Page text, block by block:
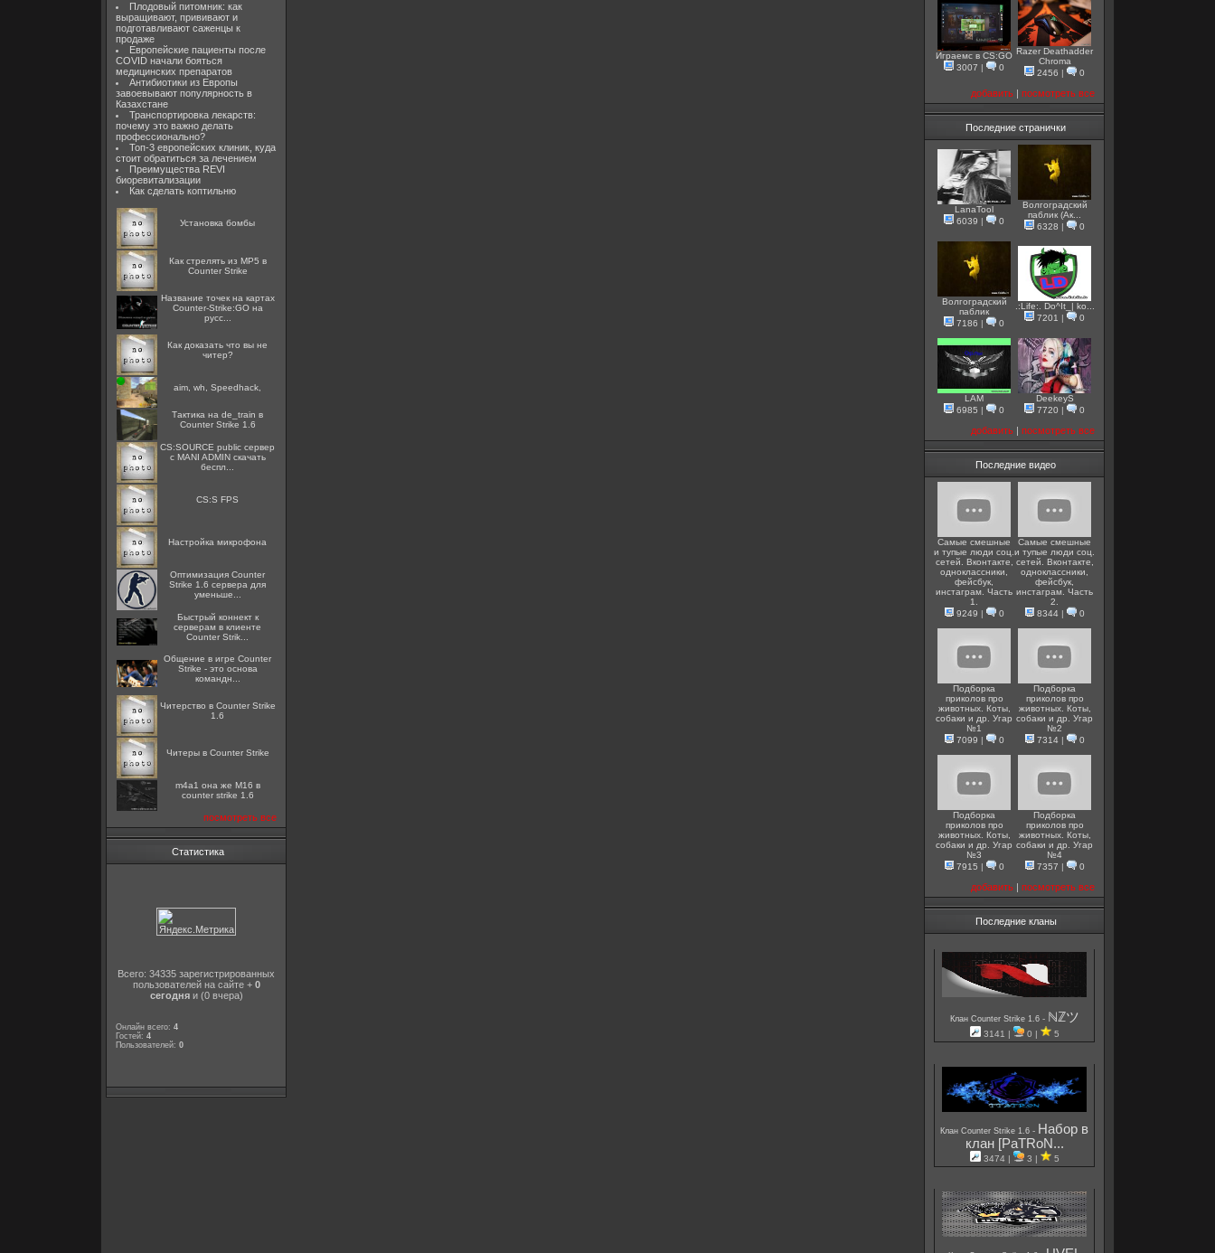
Плодовый питомник: как
выращивают, прививают и
подготавливают саженцы к
продаже
Европейские пациенты после
COVID начали бояться
медицинских препаратов
Антибиотики из Европы
завоевывают популярность в
Казахстане
Транспортировка лекарств:
почему это важно делать
профессионально?
Топ-3 европейских клиник, куда
стоит обратиться за лечением
Преимущества REVI
биоревитализации
Как сделать коптильню
Установка бомбы
Как стрелять из MP5 в
Counter Strike
Название точек на картах
Counter-Strike:GO на
русс...
Как доказать что вы не
читер?
aim, wh, Speedhack,
Тактика на de_train в
Counter Strike 1.6
CS:SOURCE public сервер
с MANI ADMIN скачать
беспл...
CS:S FPS
Настройка микрофона
Оптимизация Counter
Strike 1.6 сервера для
уменьше...
Быстрый коннект к
серверам в клиенте
Counter Strik...
Общение в игре Counter
Strike - это основа
командн...
Читерство в Counter Strike
1.6
Читеры в Counter Strike
m4a1 она же M16 в
counter strike 1.6
посмотреть все
Статистика
Всего: 34335 зарегистрированных
пользователей на сайте + 0
сегодняи (0 вчера)
Онлайн всего: 4
Гостей: 4
Пользователей: 0
Играемс в CS:GO
3007 | 0
Razer Deathadder
Chroma
2456 | 0
добавить | посмотреть все
Последние странички
LanaTool
6039 | 0
Волгоградский
паблик (Ак...
6328 | 0
Волгоградский
паблик
7186 | 0
.:Life:. Do^It_| ko...
7201 | 0
LAM
6985 | 0
DeekeyS
7720 | 0
добавить | посмотреть все
Последние видео
Самые смешные
и тупые люди соц.
сетей. Вконтакте,
одноклассники,
фейсбук,
инстаграм. Часть
1.
9249 | 0
Самые смешные
и тупые люди соц.
сетей. Вконтакте,
одноклассники,
фейсбук,
инстаграм. Часть
2.
8344| 0
Подборка
приколов про
животных. Коты,
собаки и др. Угар
№1
7099 | 0
Подборка
приколов про
животных. Коты,
собаки и др. Угар
№2
7314| 0
Подборка
приколов про
животных. Коты,
собаки и др. Угар
№3
7915 | 0
Подборка
приколов про
животных. Коты,
собаки и др. Угар
№4
7357 | 0
добавить | посмотреть все
Последние кланы
Клан Counter Strike 1.6 - ℕℤツ
3141 | 0 | 5
Клан Counter Strike 1.6 - Набор в
клан [PaTRoN...
3474 | 3 | 5